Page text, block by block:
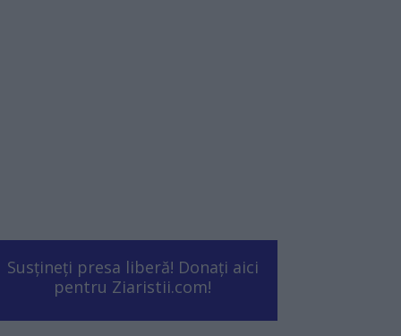
Susțineți presa liberă! Donați aici
pentru Ziaristii.com!